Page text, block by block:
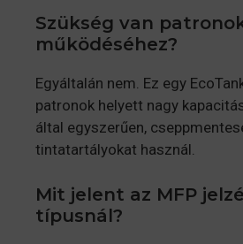
Szükség van
működéséhez?
Egyáltalán nem. Ez egy
patronok helyett nagy
által egyszerűen,
tintatartályokat használ.
Mit jelent az MFP
típusnál?